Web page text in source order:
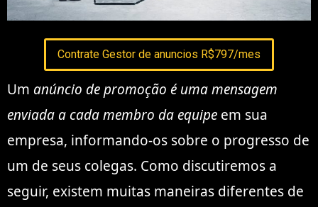
Contrate Gestor de anuncios R$797/mes
Um anúncio de promoção é uma mensagem
enviada a cadamembro da equipe em sua
empresa, informando-os sobre o progresso de
um de seus colegas. Como discutiremos a
seguir, existem muitas maneiras diferentes de